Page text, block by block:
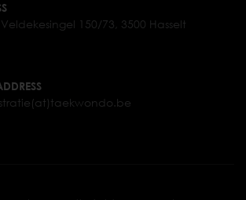
150/73, 3500 Hasselt